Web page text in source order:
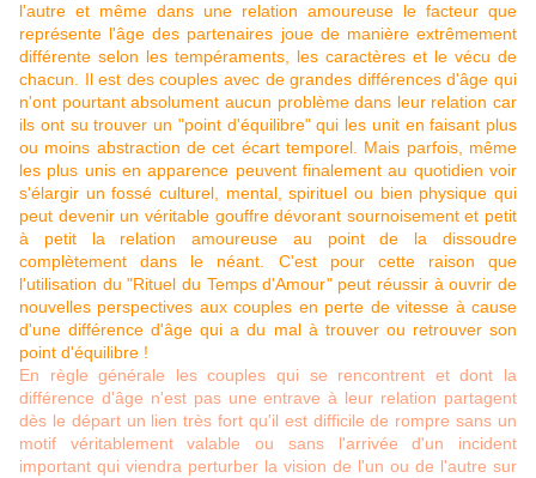
l'autre et même dans une relation amoureuse le facteur que
représente l'âge des partenaires joue de manière extrêmement
différente selon les tempéraments, les caractères et le vécu de
chacun. Il est des couples avec de grandes différences d'âge qui
n'ont pourtant absolument aucun problème dans leur relation car
ils ont su trouver un "point d'équilibre" qui les unit en faisant plus
ou moins abstraction de cet écart temporel. Mais parfois, même
les plus unis en apparence peuvent finalement au quotidien voir
s'élargir un fossé culturel, mental, spirituel ou bien physique qui
peut devenir un véritable gouffre dévorant sournoisement et petit
à petit la relation amoureuse au point de la dissoudre
complètement dans le néant. C'est pour cette raison que
l'utilisation du "Rituel du Temps d'Amour" peut réussir à ouvrir de
nouvelles perspectives aux couples en perte de vitesse à cause
d'une différence d'âge qui a du mal à trouver ou retrouver son
point d'équilibre !
En règle générale les couples qui se rencontrent et dont la
différence d'âge n'est pas une entrave à leur relation partagent
dès le départ un lien très fort qu'il est difficile de rompre sans un
motif véritablement valable ou sans l'arrivée d'un incident
important qui viendra perturber la vision de l'un ou de l'autre sur